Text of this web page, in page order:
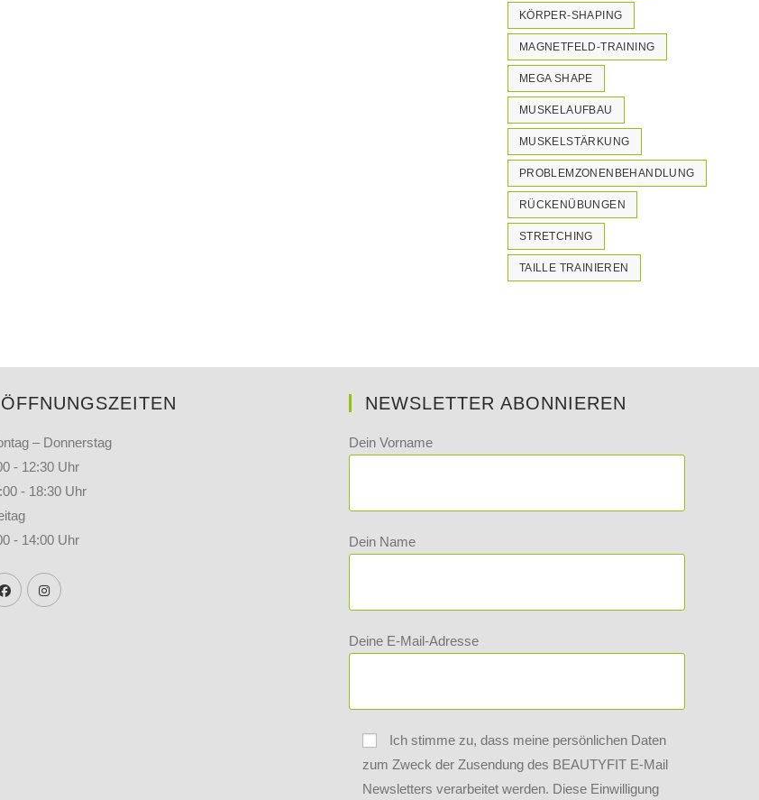
KÖRPER-SHAPING
MAGNETFELD-TRAINING
MEGA SHAPE
MUSKELAUFBAU
MUSKELSTÄRKUNG
PROBLEMZONENBEHANDLUNG
RÜCKENÜBUNGEN
STRETCHING
TAILLE TRAINIEREN
ÖFFNUNGSZEITEN
– Donnerstag
- 12:30 Uhr
- 18:30 Uhr
- 14:00 Uhr
NEWSLETTER ABONNIEREN
Dein Vorname
Dein Name
Deine E-Mail-Adresse
Ich stimme zu, dass meine persönlichen Daten
zum Zweck der Zusendung des BEAUTYFIT E-Mail
Newsletters verarbeitet werden. Diese Einwilligung